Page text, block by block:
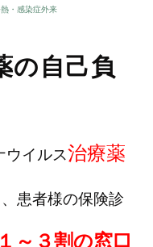
・感染症外来
の自己負
ウイルス治療薬
、患者様の保険診
～３割の窓口